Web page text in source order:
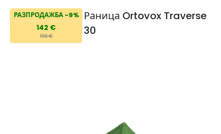
РАЗПРОДАЖБА -9%
142 €
156 €
Раница Ortovox Traverse
30